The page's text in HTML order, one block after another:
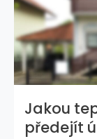
Jakou
předejít